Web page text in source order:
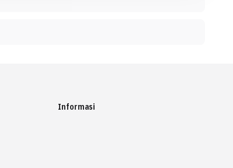
Informasi